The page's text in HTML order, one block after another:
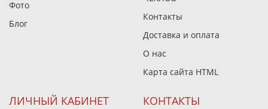
Фото
Блог
Контакты
Доставка и оплата
О нас
Карта сайта HTML
ЛИЧНЫЙ КАБИНЕТ КОНТАКТЫ